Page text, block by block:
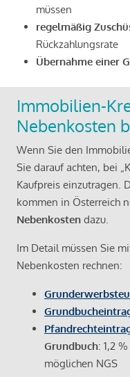
müssen
regelmäßig
Rückzahlungsrate
Übernahme einer
Immobilien-
Nebenkosten
Wenn Sie den
Sie darauf achten, bei
Kaufpreis einzutragen.
kommen in Österreich
Nebenkosten dazu.
Im Detail müssen Sie
Nebenkosten rechnen:
Grundbuch: 1,2
möglichen NGS